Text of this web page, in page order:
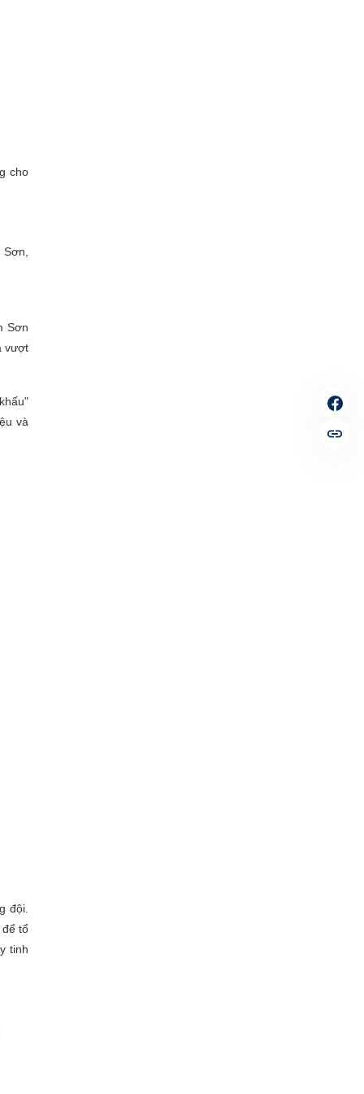
cho
Sơn
vượt
và
đội.
tổ
tinh